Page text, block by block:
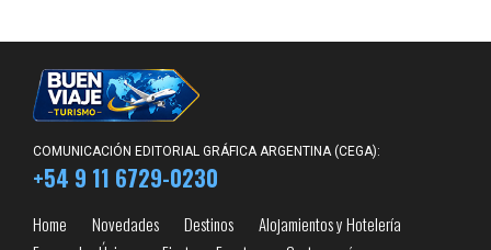
COMUNICACIÓN EDITORIAL GRÁFICA ARGENTINA (CEGA):
+54 9 11 6729-0230
Home Novedades Destinos
Alojamientos y Hotelería